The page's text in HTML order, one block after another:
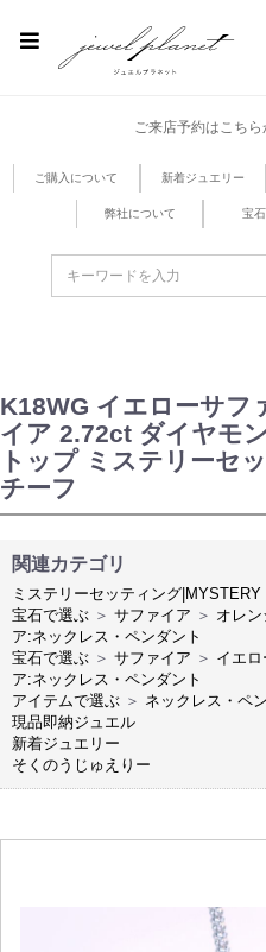
ご来店予約はこちら
ご購入について 新着ジュエリー
弊社について 宝
K18WG イエローサフ
イア 2.72ct ダイヤモ
トップ ミステリーセ
チーフ
関連カテゴリ
ミステリーセッティング
宝石で選ぶ ＞ サファイア ＞ オレ
ア:ネックレス・ペンダント
宝石で選ぶ ＞ サファイア ＞ イエ
ア:ネックレス・ペンダント
アイテムで選ぶ ＞ ネックレス・ペ
現品即納ジュエル
新着ジュエリー
そくのうじゅえりー